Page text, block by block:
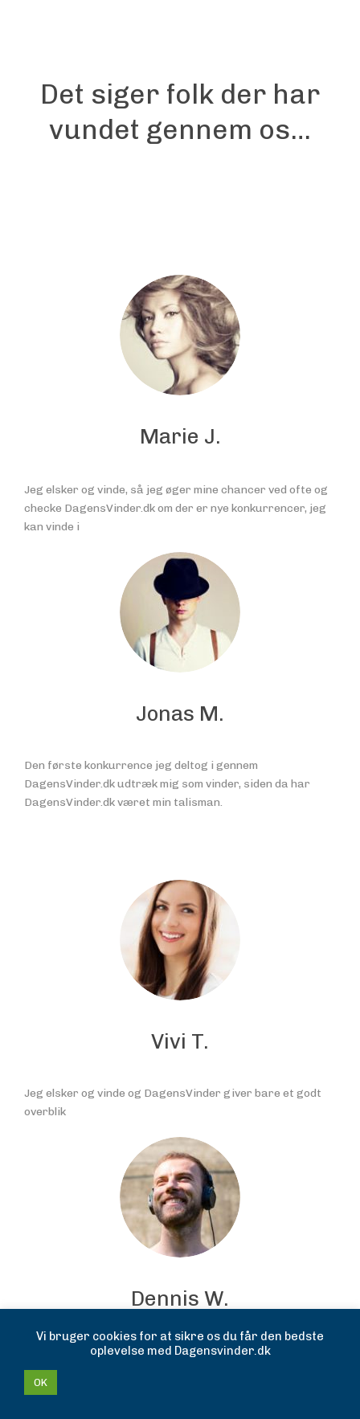
Det siger folk der har
vundet gennem os…
Marie J.
Jeg elsker og vinde, så jeg øger mine chancer ved ofte og
checke DagensVinder.dk om der er nye konkurrencer, jeg
kan vinde i
Jonas M.
Den første konkurrence jeg deltog i gennem
DagensVinder.dk udtræk mig som vinder, siden da har
DagensVinder.dk været min talisman.
Vivi T.
Jeg elsker og vinde og DagensVinder giver bare et godt
overblik
Dennis W.
Wow, hvordan kan man vinde så meget?
Vi bruger cookies for at sikre os du får den bedste
oplevelse med Dagensvinder.dk
OK